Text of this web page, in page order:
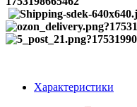
Характеристики